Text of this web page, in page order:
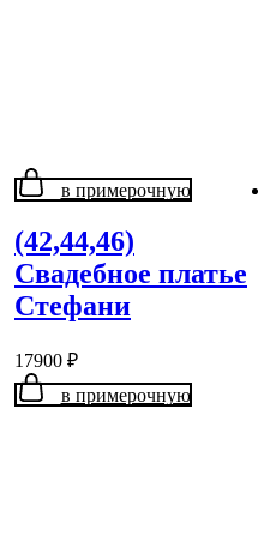
в примерочную
(42,44,46)
Свадебное платье
Стефани
17900 ₽
в примерочную